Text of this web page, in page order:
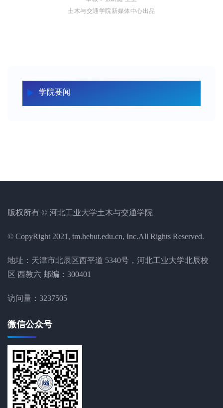
学院要闻
土木与交通学院新媒体中心出品
版权所有 © 河北工业大学土木与交通学院
© CopyRight 2021, tm.hebut.edu.cn, Inc.All Rights Reserved.
地址：天津市北辰区西平道 5340号，河北工业大学北辰校
区 西教六 邮编：300401
访问量： 3237505
微信公众号